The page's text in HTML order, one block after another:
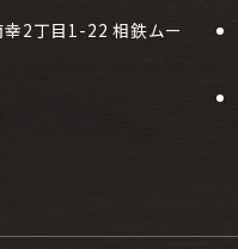
2丁目1-22 相鉄ムー